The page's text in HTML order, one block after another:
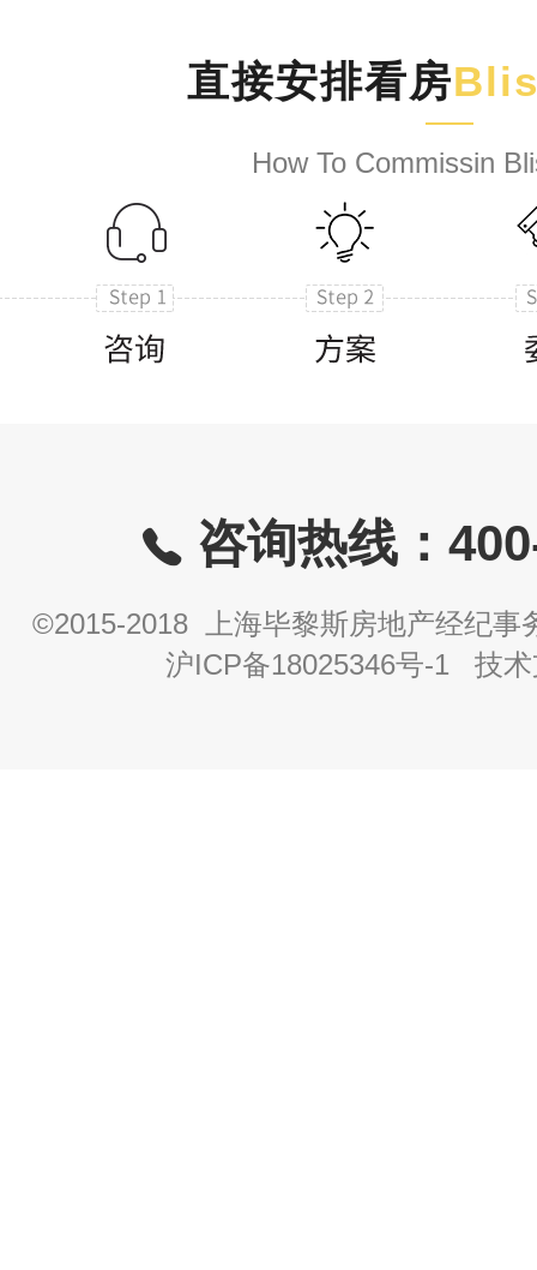
直接安排看房
How To Commissin
咨询热线：
©2015-2018 上海毕黎斯房地产经纪事
沪ICP备18025346号-1 技术